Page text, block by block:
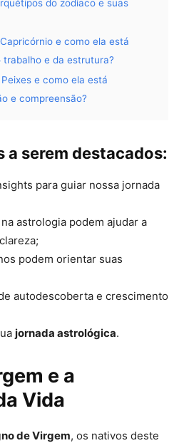
do zodíaco e suas
e como ela está
e da estrutura?
e como ela está
e compreensão?
a serem destacados:
para guiar nossa jornada
na astrologia podem ajudar a
podem orientar suas
autodescoberta e crescimento
jornada astrológica.
e a
Vida
de Virgem, os nativos deste